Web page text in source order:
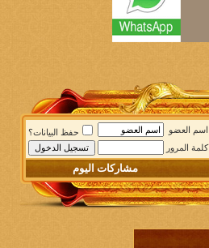
اسم العضو
حفظ البيانات؟
كلمة المرور
مشاركات اليوم